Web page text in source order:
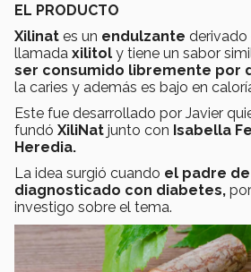
EL PRODUCTO
Xilinat es un endulzante derivado
llamada xilitol y tiene un sabor
ser consumido libremente por
la caries y además es bajo en
Este fue desarrollado por Javier
fundó XiliNat junto con Isabella
Heredia.
La idea surgió cuando el padre
diagnosticado con diabetes,
investigo sobre el tema.